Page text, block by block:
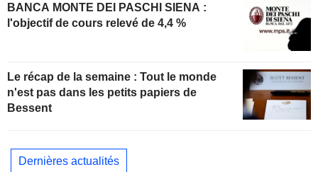
BANCA MONTE DEI PASCHI SIENA :
l'objectif de cours relevé de 4,4 %
Le récap de la semaine : Tout le monde
n'est pas dans les petits papiers de
Bessent
Dernières actualités